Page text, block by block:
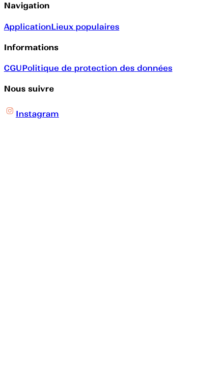
Navigation
ApplicationLieux populaires
Informations
CGUPolitique de protection des données
Nous suivre
Instagram